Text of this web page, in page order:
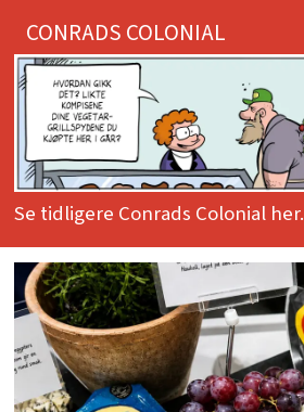
CONRADS COLONIAL
Se tidligere Conrads Colonial her.